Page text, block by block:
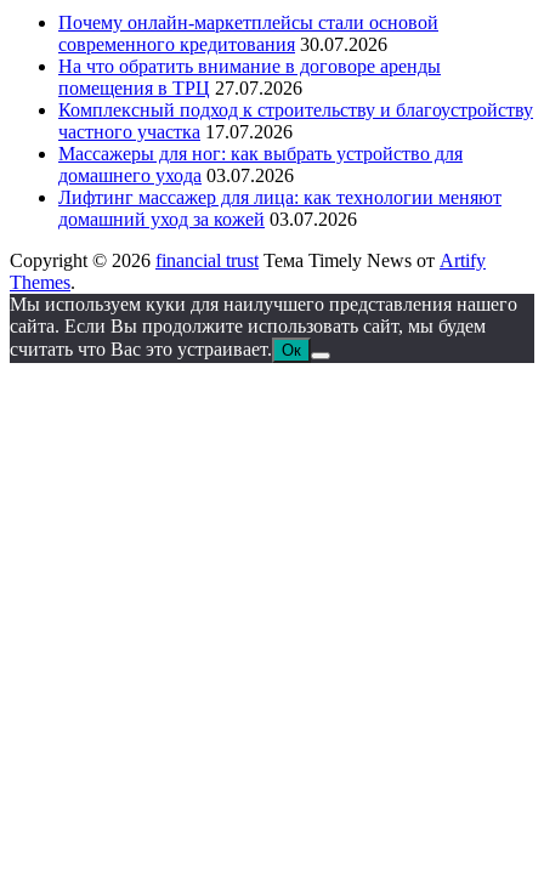
Почему онлайн-маркетплейсы стали основой
современного кредитования 30.07.2026
На что обратить внимание в договоре аренды
помещения в ТРЦ 27.07.2026
Комплексный подход к строительству и благоустройству
частного участка 17.07.2026
Массажеры для ног: как выбрать устройство для
домашнего ухода 03.07.2026
Лифтинг массажер для лица: как технологии меняют
домашний уход за кожей 03.07.2026
Copyright © 2026 financial trust Тема Timely News от Artify
Themes.
Мы используем куки для наилучшего представления нашего
сайта. Если Вы продолжите использовать сайт, мы будем
считать что Вас это устраивает. Ок